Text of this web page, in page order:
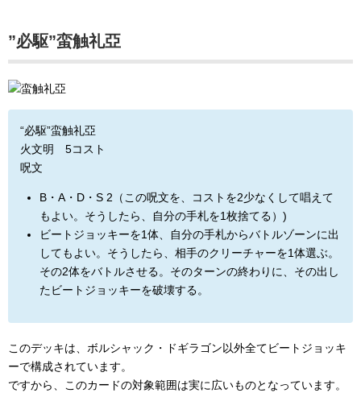
”必駆”蛮触礼亞
“必駆”蛮触礼亞
火文明 5コスト
呪文
B・A・D・S 2（この呪文を、コストを2少なくして唱えて
もよい。そうしたら、自分の手札を1枚捨てる）)
ビートジョッキーを1体、自分の手札からバトルゾーンに出
してもよい。そうしたら、相手のクリーチャーを1体選ぶ。
その2体をバトルさせる。そのターンの終わりに、その出し
たビートジョッキーを破壊する。
このデッキは、ボルシャック・ドギラゴン以外全てビートジョッキ
ーで構成されています。
ですから、このカードの対象範囲は実に広いものとなっています。